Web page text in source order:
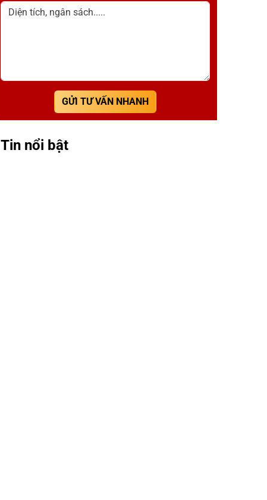
Diện tích, ngân sách.....
GỬI TƯ VẤN NHANH
Tin nổi bật